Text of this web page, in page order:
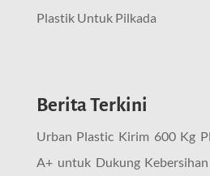
Plastik Untuk Pilkada
Berita Terkini
Urban Plastic Kirim 600 Kg
A+ untuk Dukung